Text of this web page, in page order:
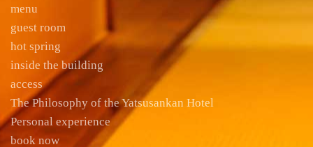
menu
guest room
hot spring
inside the building
access
The Philosophy of the Yatsusankan Hotel
Personal experience
book now